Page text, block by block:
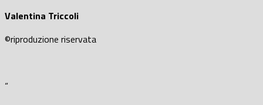
Valentina Triccoli
©️riproduzione riservata
“